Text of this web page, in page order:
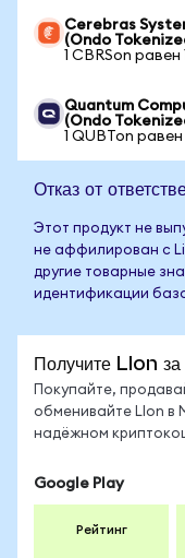
Cerebras
(Ondo
1 CBRSon
Quantum
(Ondo
1 QUBTon
Отказ от
Этот продукт не
не аффилирован с
другие товарные
идентификации
Получите LIon за
Покупайте,
обменивайте LIon в
надёжном
Google Play
Рейтинг